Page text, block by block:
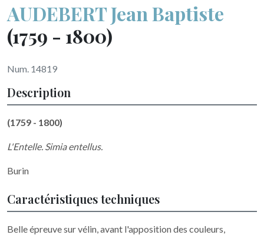
AUDEBERT Jean Baptiste
(1759 - 1800)
Num. 14819
Description
(1759 - 1800)
L'Entelle. Simia entellus.
Burin
Caractéristiques techniques
Belle épreuve sur vélin, avant l'apposition des couleurs,